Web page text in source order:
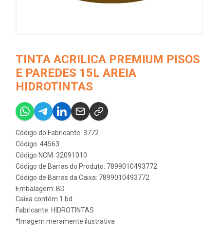
TINTA ACRILICA PREMIUM PISOS
E PAREDES 15L AREIA
HIDROTINTAS
Código do Fabricante: 3772
Código: 44563
Código NCM: 32091010
Código de Barras do Produto: 7899010493772
Código de Barras da Caixa: 7899010493772
Embalagem: BD
Caixa contém 1 bd
Fabricante: HIDROTINTAS
*Imagem meramente ilustrativa